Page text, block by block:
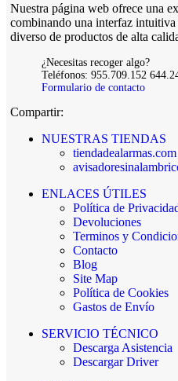
Nuestra página web ofrece una
combinando una interfaz
diverso de productos de alta
¿Necesitas recoger algo?
Teléfonos: 955.709.152
Formulario de contacto
Compartir:
NUESTRAS TIENDAS
tiendadealarmas.com
ENLACES ÚTILES
Política de
Devoluciones
Terminos y
Contacto
Blog
Site Map
Política de Cookies
Gastos de Envío
SERVICIO TÉCNICO
Descarga Asistencia
Descargar Driver